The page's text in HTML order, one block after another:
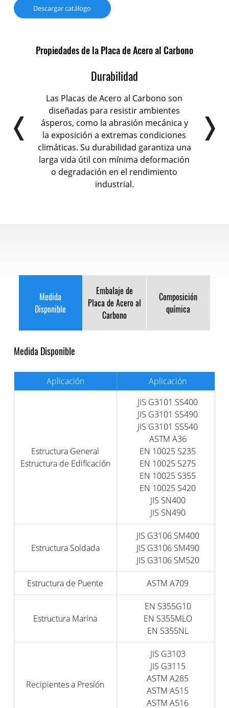
Descargar catálogo
Propiedades de la Placa de Acero al Carbono
Durabilidad
Las Placas de Acero al Carbono son
diseñadas para resistir ambientes
ásperos, como la abrasión mecánica y
la exposición a extremas condiciones
climáticas. Su durabilidad garantiza una
larga vida útil con mínima deformación
o degradación en el rendimiento
industrial.
Medida
Disponible
Embalaje de
Placa de Acero al
Carbono
Composición
química
Medida Disponible
Aplicación Aplicación
Estructura General
Estructura de Edificación
JIS G3101 SS400
JIS G3101 SS490
JIS G3101 SS540
ASTM A36
EN 10025 S235
EN 10025 S275
EN 10025 S355
EN 10025 S420
JIS SN400
JIS SN490
Estructura Soldada
JIS G3106 SM400
JIS G3106 SM490
JIS G3106 SM520
Estructura de Puente ASTM A709
Estructura Marina
EN S355G10
EN S355MLO
EN S355NL
Recipientes a Presión
JIS G3103
JIS G3115
ASTM A285
ASTM A515
ASTM A516